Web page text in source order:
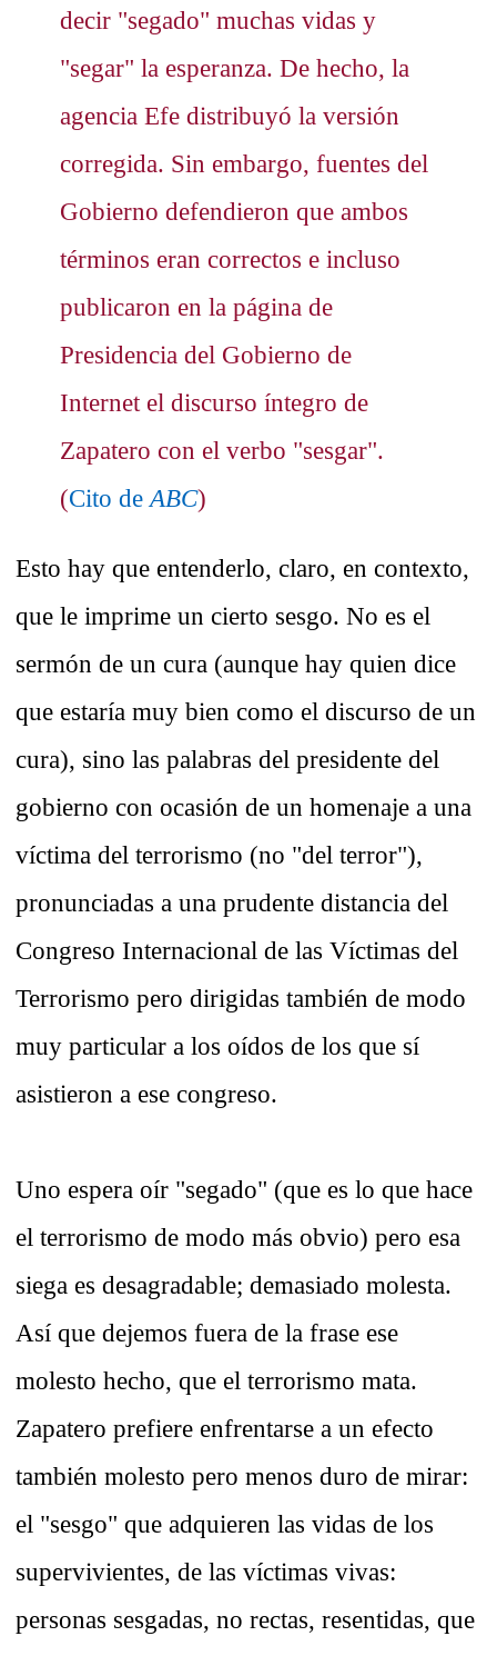
decir "segado" muchas vidas y
"segar" la esperanza. De hecho, la
agencia Efe distribuyó la versión
corregida. Sin embargo, fuentes del
Gobierno defendieron que ambos
términos eran correctos e incluso
publicaron en la página de
Presidencia del Gobierno de
Internet el discurso íntegro de
Zapatero con el verbo "sesgar".
(Cito de ABC)
Esto hay que entenderlo, claro, en contexto,
que le imprime un cierto sesgo. No es el
sermón de un cura (aunque hay quien dice
que estaría muy bien como el discurso de un
cura), sino las palabras del presidente del
gobierno con ocasión de un homenaje a una
víctima del terrorismo (no "del terror"),
pronunciadas a una prudente distancia del
Congreso Internacional de las Víctimas del
Terrorismo pero dirigidas también de modo
muy particular a los oídos de los que sí
asistieron a ese congreso.
Uno espera oír "segado" (que es lo que hace
el terrorismo de modo más obvio) pero esa
siega es desagradable; demasiado molesta.
Así que dejemos fuera de la frase ese
molesto hecho, que el terrorismo mata.
Zapatero prefiere enfrentarse a un efecto
también molesto pero menos duro de mirar:
el "sesgo" que adquieren las vidas de los
supervivientes, de las víctimas vivas:
personas sesgadas, no rectas, resentidas, que